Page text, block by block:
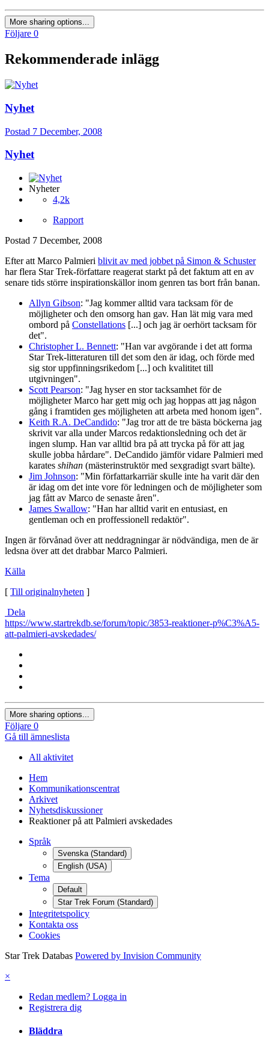
More sharing options...
Följare 0
Rekommenderade inlägg
Nyhet
Postad 7 December, 2008
Nyhet
Nyheter
4,2k
Rapport
Postad 7 December, 2008
Efter att Marco Palmieri blivit av med jobbet på Simon & Schuster
har flera Star Trek-författare reagerat starkt på det faktum att en av
senare tids större inspirationskällor inom genren tas bort från banan.
Allyn Gibson: "Jag kommer alltid vara tacksam för de
möjligheter och den omsorg han gav. Han lät mig vara med
ombord på Constellations [...] och jag är oerhört tacksam för
det".
Christopher L. Bennett: "Han var avgörande i det att forma
Star Trek-litteraturen till det som den är idag, och förde med
sig stor uppfinningsrikedom [...] och kvalititet till
utgivningen".
Scott Pearson: "Jag hyser en stor tacksamhet för de
möjligheter Marco har gett mig och jag hoppas att jag någon
gång i framtiden ges möjligheten att arbeta med honom igen".
Keith R.A. DeCandido: "Jag tror att de tre bästa böckerna jag
skrivit var alla under Marcos redaktionsledning och det är
ingen slump. Han var alltid bra på att trycka på för att jag
skulle jobba hårdare". DeCandido jämför vidare Palmieri med
karates shihan (mästerinstruktör med sexgradigt svart bälte).
Jim Johnson: "Min författarkarriär skulle inte ha varit där den
är idag om det inte vore för ledningen och de möjligheter som
jag fått av Marco de senaste åren".
James Swallow: "Han har alltid varit en entusiast, en
gentleman och en proffessionell redaktör".
Ingen är förvånad över att neddragningar är nödvändiga, men de är
ledsna över att det drabbar Marco Palmieri.
Källa
[ Till originalnyheten ]
Dela
https://www.startrekdb.se/forum/topic/3853-reaktioner-p%C3%A5-
att-palmieri-avskedades/
More sharing options...
Följare 0
Gå till ämneslista
All aktivitet
Hem
Kommunikationscentrat
Arkivet
Nyhetsdiskussioner
Reaktioner på att Palmieri avskedades
Språk
Svenska (Standard)
English (USA)
Tema
Default
Star Trek Forum (Standard)
Integritetspolicy
Kontakta oss
Cookies
Star Trek Databas Powered by Invision Community
×
Redan medlem? Logga in
Registrera dig
Bläddra